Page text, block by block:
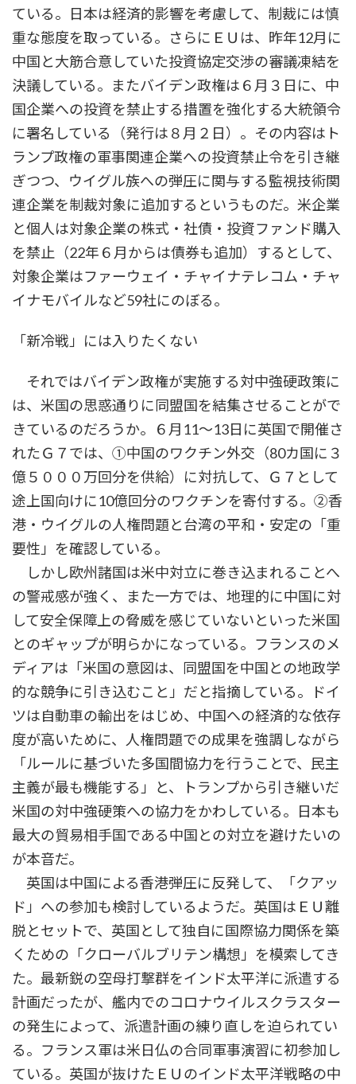
ている。日本は経済的影響を考慮して、制裁には慎
重な態度を取っている。さらにＥＵは、昨年12月に
中国と大筋合意していた投資協定交渉の審議凍結を
決議している。またバイデン政権は６月３日に、中
国企業への投資を禁止する措置を強化する大統領令
に署名している（発行は８月２日）。その内容はト
ランプ政権の軍事関連企業への投資禁止令を引き継
ぎつつ、ウイグル族への弾圧に関与する監視技術関
連企業を制裁対象に追加するというものだ。米企業
と個人は対象企業の株式・社債・投資ファンド購入
を禁止（22年６月からは債券も追加）するとして、
対象企業はファーウェイ・チャイナテレコム・チャ
イナモバイルなど59社にのぼる。
「新冷戦」には入りたくない
それではバイデン政権が実施する対中強硬政策に
は、米国の思惑通りに同盟国を結集させることがで
きているのだろうか。６月11～13日に英国で開催さ
れたＧ７では、①中国のワクチン外交（80カ国に３
億５０００万回分を供給）に対抗して、Ｇ７として
途上国向けに10億回分のワクチンを寄付する。②香
港・ウイグルの人権問題と台湾の平和・安定の「重
要性」を確認している。
しかし欧州諸国は米中対立に巻き込まれることへ
の警戒感が強く、また一方では、地理的に中国に対
して安全保障上の脅威を感じていないといった米国
とのギャップが明らかになっている。フランスのメ
ディアは「米国の意図は、同盟国を中国との地政学
的な競争に引き込むこと」だと指摘している。ドイ
ツは自動車の輸出をはじめ、中国への経済的な依存
度が高いために、人権問題での成果を強調しながら
「ルールに基づいた多国間協力を行うことで、民主
主義が最も機能する」と、トランプから引き継いだ
米国の対中強硬策への協力をかわしている。日本も
最大の貿易相手国である中国との対立を避けたいの
が本音だ。
英国は中国による香港弾圧に反発して、「クアッ
ド」への参加も検討しているようだ。英国はＥＵ離
脱とセットで、英国として独自に国際協力関係を築
くための「クローバルブリテン構想」を模索してき
た。最新鋭の空母打撃群をインド太平洋に派遣する
計画だったが、艦内でのコロナウイルスクラスター
の発生によって、派遣計画の練り直しを迫られてい
る。フランス軍は米日仏の合同軍事演習に初参加し
ている。英国が抜けたＥＵのインド太平洋戦略の中